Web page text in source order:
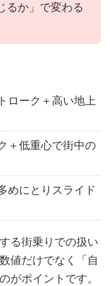
るか」で変わる
ローク＋高い地上
＋低重心で街中の
めにとりスライド
る街乗りでの扱い
値だけでなく「自
がポイントです。